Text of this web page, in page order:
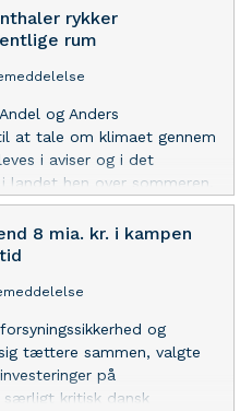
rykker
rum
og Anders
at tale om klimaet gennem
i aviser og i det
hen over sommeren.
8 mia. kr. i kampen
og
tættere sammen, valgte
på
særligt kritisk dansk